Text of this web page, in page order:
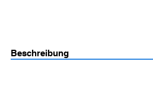
Beschreibung